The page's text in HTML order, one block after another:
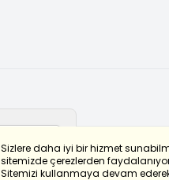
Sizlere daha iyi bir hizmet
sitemizde çerezlerden
Sitemizi kullanmaya devam
Translate